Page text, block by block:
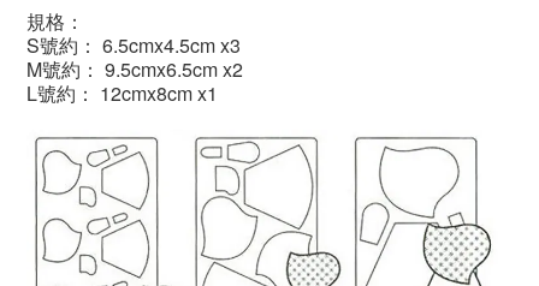
規格：
S號約 ： 6.5cmx4.5cm x3
M號約 ： 9.5cmx6.5cm x2
L號約 ： 12cmx8cm x1